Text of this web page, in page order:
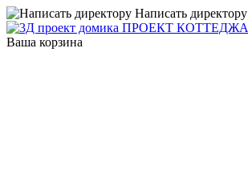
Написать директору
ПРОЕКТ КОТТЕДЖА
Ваша корзина